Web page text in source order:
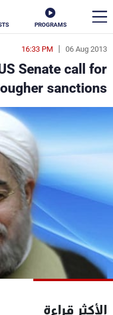
PROGRAMS
06 Aug 2013
16:33 PM
Senate call for
sanctions
الأكثر قراءة
en
الأخبار
سياسة
إقتصاد
منوعات
كأس العالم
البرامج
جدول البرامج
شاهد البرامج